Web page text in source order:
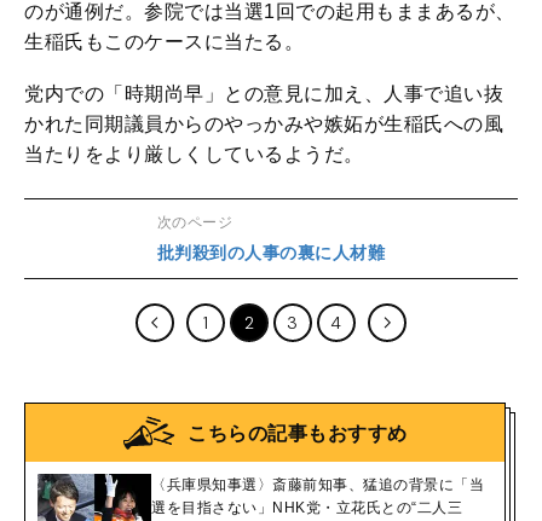
のが通例だ。参院では当選1回での起用もままあるが、
生稲氏もこのケースに当たる。
党内での「時期尚早」との意見に加え、人事で追い抜
かれた同期議員からのやっかみや嫉妬が生稲氏への風
当たりをより厳しくしているようだ。
次のページ
批判殺到の人事の裏に人材難
1 2 3 4
こちらの記事もおすすめ
〈兵庫県知事選〉斎藤前知事、猛追の背景に「当
選を目指さない」NHK党・立花氏との“二人三